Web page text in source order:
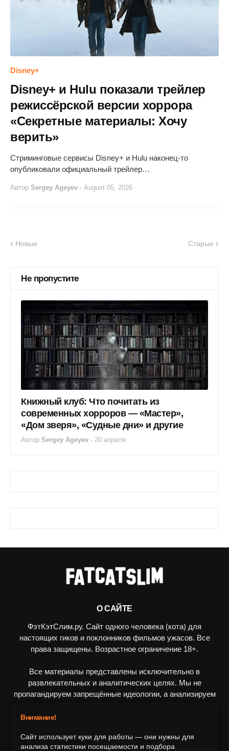
Disney+
Disney+ и Hulu показали трейлер
режиссёрской версии хоррора
«Секретные материалы: Хочу
верить»
Стриминговые сервисы Disney+ и Hulu наконец-то
опубликовали официальный трейлер…
Автор Sergey Ageyev - August 05, 2026
Новые Старые
Не пропустите
Книжный клуб: Что почитать из
современных хорроров — «Мастер»,
«Дом зверя», «Судные дни» и другие
Автор Sergey Ageyev - 20 апреля
О САЙТЕ
ФэтКэтСлим.ру. Сайт одного человека (кота) для
настоящих гиков и поклонников фильмов ужасов. Все
права защищены. Возрастное ограничение 18+.
Все материалы представлены исключительно в
развлекательных и аналитических целях. Мы не
пропагандируем запрещённые идеологии, а анализируем
ПОДПИШИТЕСЬ НА НАС
Внимание!
Сайт использует куки для работы — они нужны для
анализа статистики посещаемости и подбора